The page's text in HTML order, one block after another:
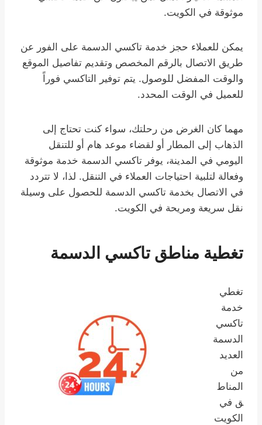
موثوقة في الكويت.
يمكن للعملاء حجز خدمة تاكسي الدسمة على الفور عن
طريق الاتصال بالرقم المخصص وتقديم تفاصيل الموقع
والوقت المفضل للوصول. يتم توفير التاكسي فوراً
للعميل في الوقت المحدد.
مهما كان الغرض من رحلتك، سواء كنت تحتاج إلى
الذهاب إلى المطار أو لقضاء موعد هام أو للتنقل
اليومي في المدينة، يوفر تاكسي الدسمة خدمة موثوقة
وفعالة لتلبية احتياجات العملاء في التنقل. لذا، لا تتردد
في الاتصال بخدمة تاكسي الدسمة للحصول على وسيلة
نقل سريعة ومريحة في الكويت.
تغطية مناطق تاكسي الدسمة
تغطي
خدمة
تاكسي
الدسمة
العديد
من
المناط
ق في
الكويت